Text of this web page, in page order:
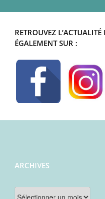
RETROUVEZ
ÉGALEMENT SUR :
ARCHIVES
Archives